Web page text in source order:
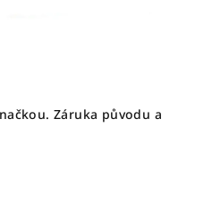
Záruka původu a